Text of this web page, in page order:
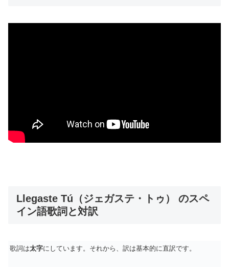
Llegaste Tú（ジェガステ・トゥ） のスペ
イン語歌詞と対訳
歌詞は太字にしています。それから、訳は基本的に直訳です。